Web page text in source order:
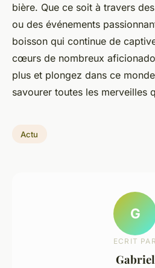
bière. Que ce soit à travers
ou des événements
boisson qui continue de
cœurs de nombreux
plus et plongez dans ce
savourer toutes les merveilles
Actu
G
ECRIT PAR
Gabriel